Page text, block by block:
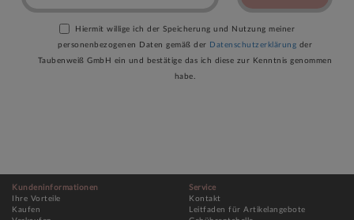
Hiermit willige ich der Speicherung und Nutzung meiner
personenbezogenen Daten gemäß der Datenschutzerklärung der
Taubenweiß GmbH ein und bestätige das ich diese zur Kenntnis genommen
habe.
Kundeninformationen
Ihre Vorteile
Kaufen
Service
Kontakt
Leitfaden für Artikelangebote